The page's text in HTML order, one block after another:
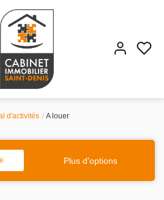
d'activités A louer
Plus d'options